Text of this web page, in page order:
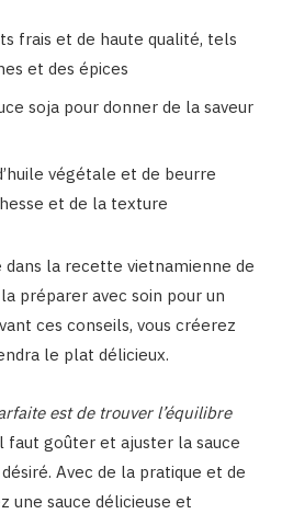
frais et de haute qualité, tels
et des épices
soja pour donner de la saveur
végétale et de beurre
et de la texture
dans la recette vietnamienne de
préparer avec soin pour un
ces conseils, vous créerez
le plat délicieux.
est de trouver l’équilibre
faut goûter et ajuster la sauce
Avec de la pratique et de
une sauce délicieuse et